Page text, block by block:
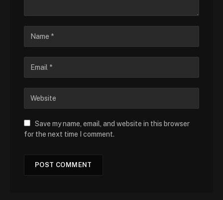
Save my name, email, and website in this browser
for the next time I comment.